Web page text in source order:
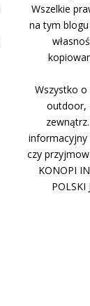
Wszelkie
na tym
Wszystko
outdoor,
informacyjny
czy
KONOPI
POLSKI